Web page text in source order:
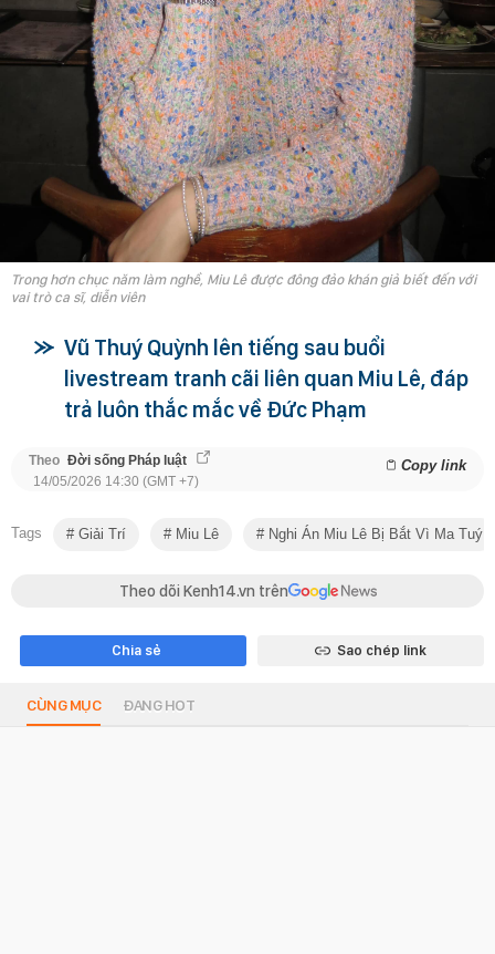
Trong hơn chục năm làm nghề, Miu Lê được đông đảo khán giả biết đến với
vai trò ca sĩ, diễn viên
Vũ Thuý Quỳnh lên tiếng sau buổi
livestream tranh cãi liên quan Miu Lê, đáp
trả luôn thắc mắc về Đức Phạm
Theo Đời sống Pháp luật Copy link
14/05/2026 14:30 (GMT +7)
Tags Giải Trí Miu Lê Nghi Án Miu Lê Bị Bắt Vì Ma Tuý
Theo dõi Kenh14.vn trên
Chia sẻ Sao chép link
CÙNG MỤC ĐANG HOT